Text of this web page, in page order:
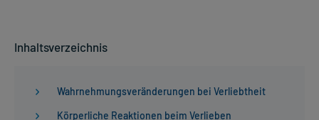
Inhaltsverzeichnis
Wahrnehmungsveränderungen bei Verliebtheit
Körperliche Reaktionen beim Verlieben